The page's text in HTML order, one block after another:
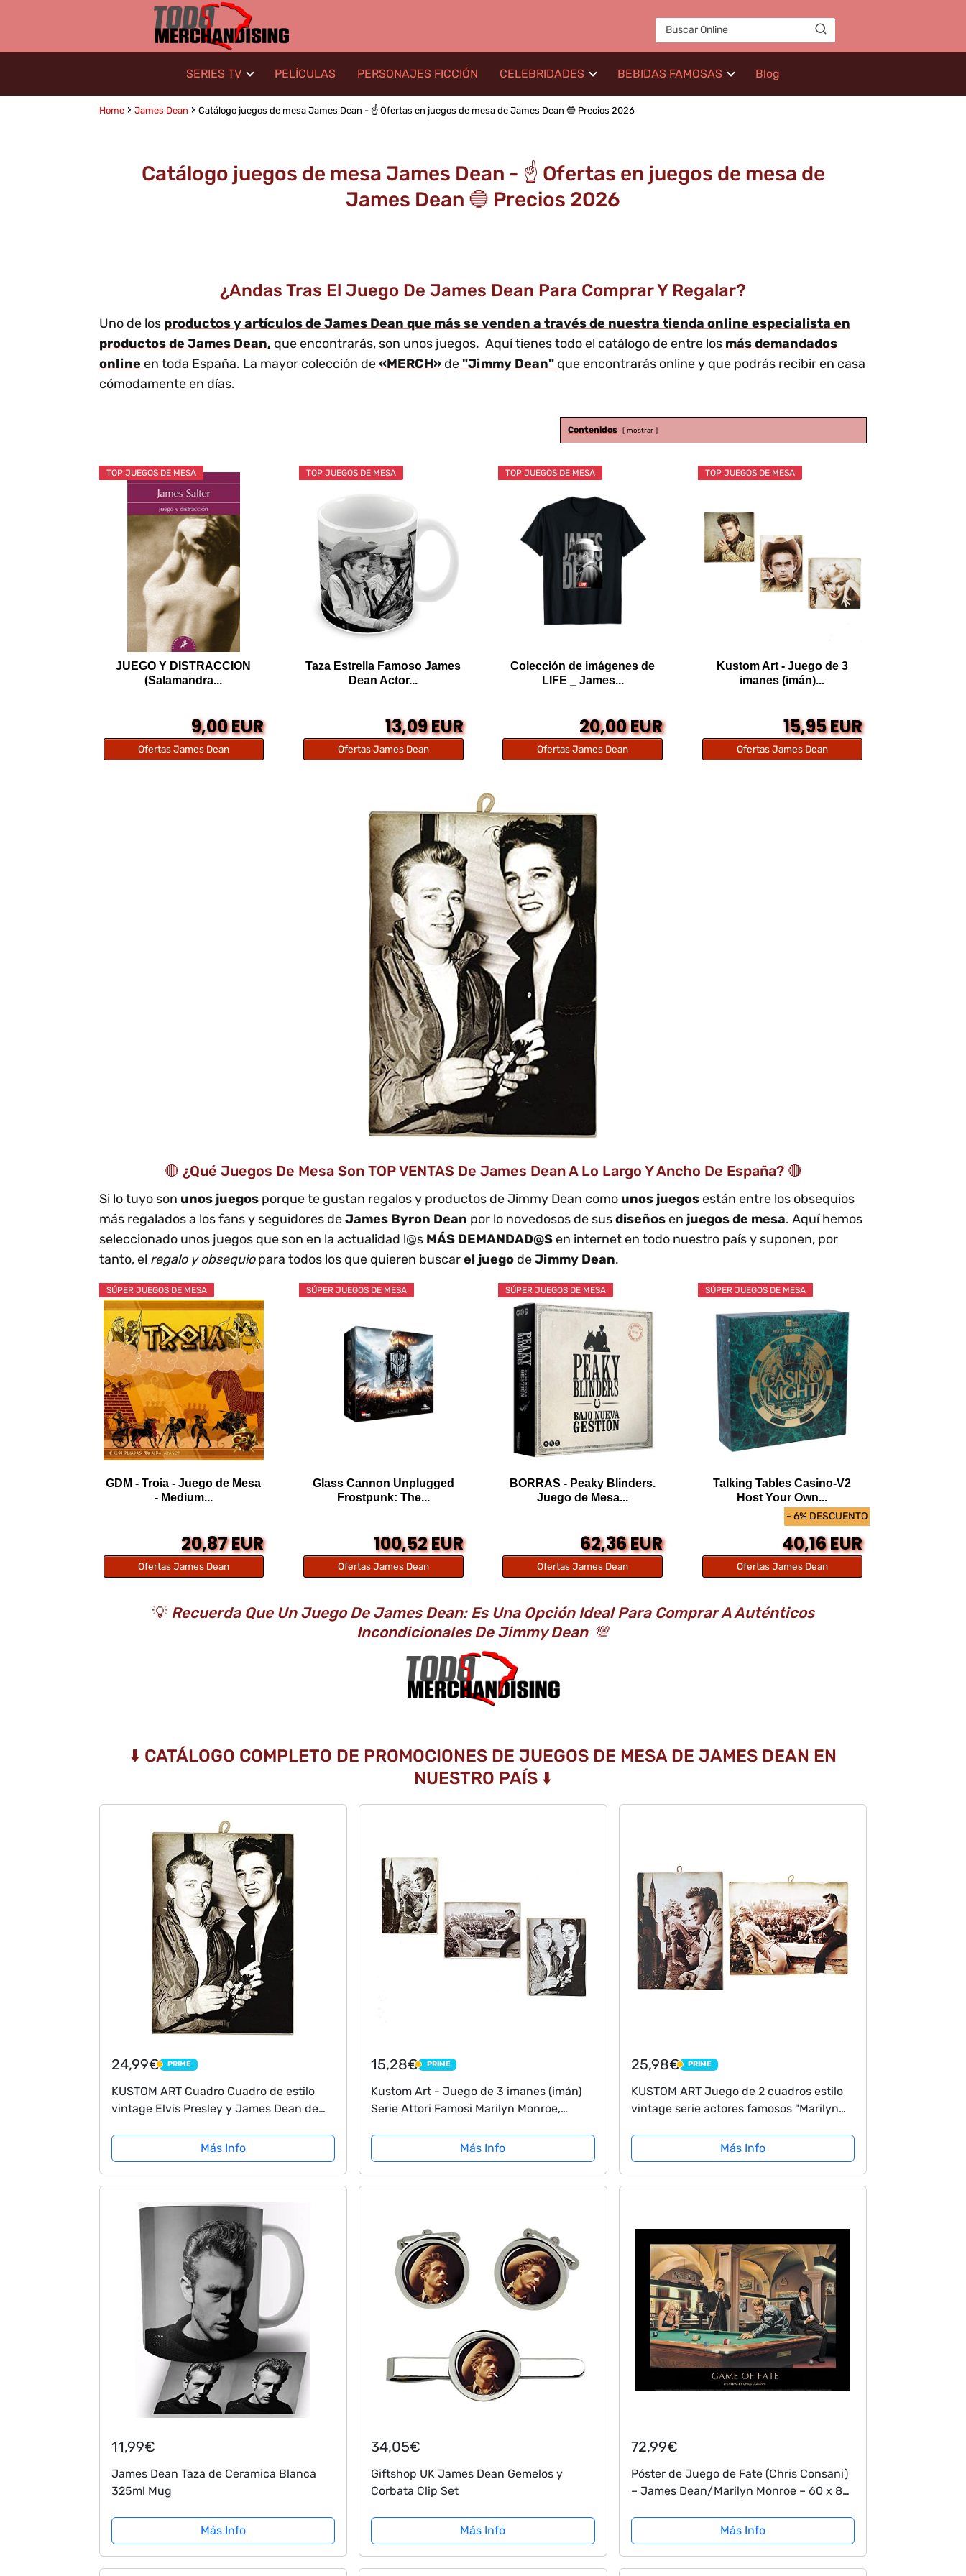
SERIES TV PELÍCULAS PERSONAJES FICCIÓN CELEBRIDADES BEBIDAS FAMOSAS Blog
Home James Dean Catálogo juegos de mesa James Dean - ☝️ Ofertas en juegos de mesa de James Dean 🔵 Precios 2026
Catálogo juegos de mesa James Dean - ☝️ Ofertas en juegos de mesa de
James Dean 🔵 Precios 2026
¿Andas Tras El Juego De James Dean Para Comprar Y Regalar?
Uno de los productos y artículos de James Dean que más se venden a través de nuestra tienda online especialista en
productos de James Dean, que encontrarás, son unos juegos. Aquí tienes todo el catálogo de entre los más demandados
online en toda España. La mayor colección de«MERCH» de"Jimmy Dean" que encontrarás online y que podrás recibir en casa
cómodamente en días.
Contenidos mostrar
TOP JUEGOS DE MESA
JUEGO Y DISTRACCION
(Salamandra...
9,00 EUR
Ofertas James Dean
TOP JUEGOS DE MESA
Taza Estrella Famoso James
Dean Actor...
13,09 EUR
Ofertas James Dean
TOP JUEGOS DE MESA
Colección de imágenes de
LIFE _ James...
20,00 EUR
Ofertas James Dean
TOP JUEGOS DE MESA
Kustom Art - Juego de 3
imanes (imán)...
15,95 EUR
Ofertas James Dean
🔴 ¿Qué Juegos De Mesa Son TOP VENTAS De James Dean A Lo Largo Y Ancho De España? 🔴
Si lo tuyo son unos juegos porque te gustan regalos y productos de Jimmy Dean como unos juegosestán entre los obsequios
más regalados a los fans y seguidores deJames Byron Dean por lo novedosos de susdiseñosen juegos de mesa. Aquí hemos
seleccionado unos juegos que son en la actualidad l@s MÁS DEMANDAD@Sen internet en todo nuestro país y suponen, por
tanto, el regalo y obsequiopara todos los que quieren buscarel juego deJimmy Dean.
SÚPER JUEGOS DE MESA
GDM - Troia - Juego de Mesa
- Medium...
20,87 EUR
Ofertas James Dean
SÚPER JUEGOS DE MESA
Glass Cannon Unplugged
Frostpunk: The...
100,52 EUR
Ofertas James Dean
SÚPER JUEGOS DE MESA
BORRAS - Peaky Blinders.
Juego de Mesa...
62,36 EUR
Ofertas James Dean
- 6% DESCUENTO
SÚPER JUEGOS DE MESA
Talking Tables Casino-V2
Host Your Own...
40,16 EUR
Ofertas James Dean
💡Recuerda Que Un Juego De James Dean: Es Una Opción Ideal Para Comprar A Auténticos
Incondicionales De Jimmy Dean 💯
⬇️ CATÁLOGO COMPLETO DE PROMOCIONES DE JUEGOS DE MESA DE JAMES DEAN EN
NUESTRO PAÍS ⬇️
24,99€ PRIME
PRIME
KUSTOM ART Cuadro Cuadro de estilo
vintage Elvis Presley y James Dean de
Más Info
15,28€ PRIME
PRIME
Kustom Art - Juego de 3 imanes (imán)
Serie Attori Famosi Marilyn Monroe,
para frigorífico/garaje/bar de colección...
Más Info
25,98€ PRIME
PRIME
KUSTOM ART Juego de 2 cuadros estilo
vintage serie actores famosos "Marilyn
Impresión sobre madera 18x25 y 25x18
cm. Para...
Más Info
11,99€
James Dean Taza de Ceramica Blanca
325ml Mug
Más Info
34,05€
Giftshop UK James Dean Gemelos y
Corbata Clip Set
Más Info
72,99€
Póster de Juego de Fate (Chris Consani)
– James Dean/Marilyn Monroe – 60 x 80
Más Info